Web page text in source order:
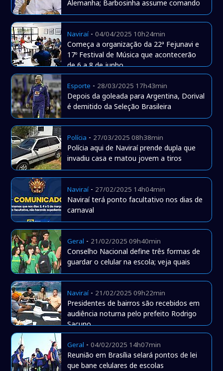
Alemanha; Barbosinha assume comando
Naviraí-04/04/2025 10h24min
Começa a organização da 22ª Fejunavi e
17º Festival de Música que acontecerão
de 6 a 8 de junho
Esporte - 28/03/2025 17h43min
Depois da goleada para Argentina, Dorival
é demitido da Seleção Brasileira
Polícia - 27/03/2025 08h38min
Polícia aqui de Naviraí prende dupla que
invadiu casa e matou jovem a tiros
Naviraí- 27/02/2025 14h04min
Naviraí terá ponto facultativo nos dias de
carnaval
Geral - 21/02/2025 09h40min
Conselho Nacional define três formas de
guardar o celular na escola; veja quais
Naviraí- 21/02/2025 09h22min
Presidentes de bairros são recebidos em
audiência noturna pelo prefeito Rodrigo
Sacuno
Geral -04/02/2025 14h07min
Reunião em Brasília selará pontos de lei
que bane celulares de escolas